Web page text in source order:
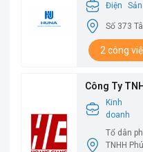
Điện
Số 373
2 công
Công Ty
Xuất Hoàng
Kinh
doanh
Tổ dân
TNHH